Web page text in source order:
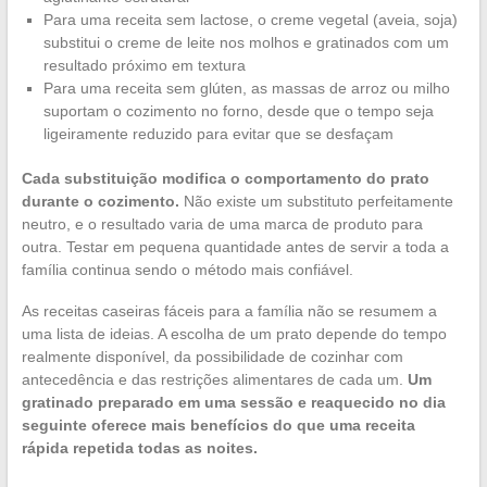
Para uma receita sem lactose, o creme vegetal (aveia, soja)
substitui o creme de leite nos molhos e gratinados com um
resultado próximo em textura
Para uma receita sem glúten, as massas de arroz ou milho
suportam o cozimento no forno, desde que o tempo seja
ligeiramente reduzido para evitar que se desfaçam
Cada substituição modifica o comportamento do prato
durante o cozimento. Não existe um substituto perfeitamente
neutro, e o resultado varia de uma marca de produto para
outra. Testar em pequena quantidade antes de servir a toda a
família continua sendo o método mais confiável.
As receitas caseiras fáceis para a família não se resumem a
uma lista de ideias. A escolha de um prato depende do tempo
realmente disponível, da possibilidade de cozinhar com
antecedência e das restrições alimentares de cada um. Um
gratinado preparado em uma sessão e reaquecido no dia
seguinte oferece mais benefícios do que uma receita
rápida repetida todas as noites.